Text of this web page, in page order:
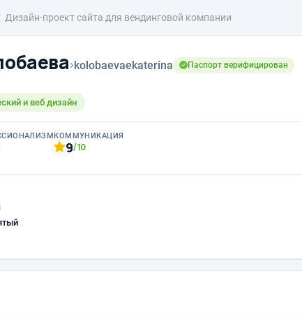
Дизайн-проект сайта для вендинговой компании
›kolobaevaekaterina
Паспорт верифицирован
и веб дизайн
КОММУНИКАЦИЯ
9/10